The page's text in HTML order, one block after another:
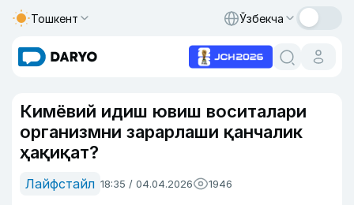
Тошкент Ўзбекча
Кимёвий идиш ювиш воситалари
организмни зарарлаши қанчалик
ҳақиқат?
Лайфстайл 18:35 / 04.04.2026 1946